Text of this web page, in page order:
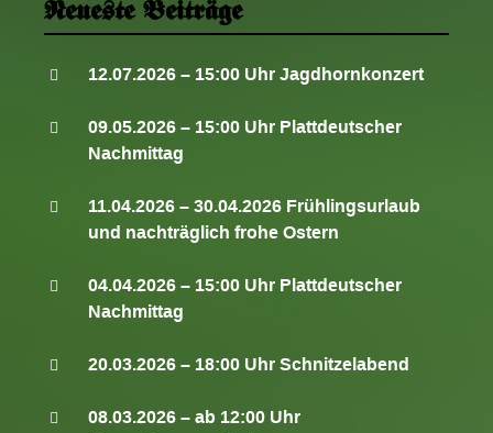
n
Neueste Beiträge
12.07.2026 – 15:00 Uhr Jagdhornkonzert
09.05.2026 – 15:00 Uhr Plattdeutscher
Nachmittag
11.04.2026 – 30.04.2026 Frühlingsurlaub
und nachträglich frohe Ostern
04.04.2026 – 15:00 Uhr Plattdeutscher
Nachmittag
20.03.2026 – 18:00 Uhr Schnitzelabend
08.03.2026 – ab 12:00 Uhr